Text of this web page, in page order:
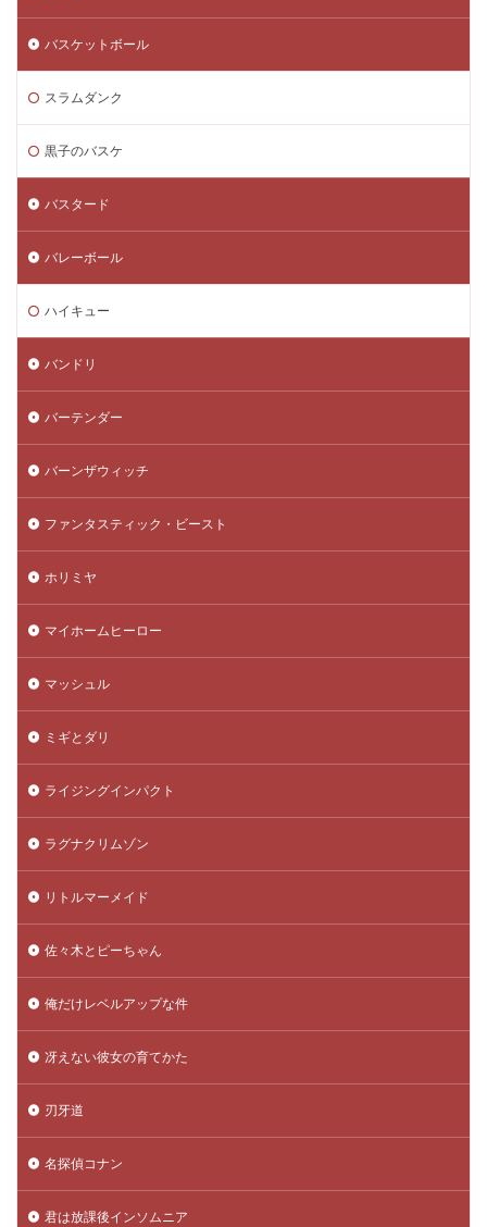
バスケットボール
スラムダンク
黒子のバスケ
バスタード
バレーボール
ハイキュー
バンドリ
バーテンダー
バーンザウィッチ
ファンタスティック・ビースト
ホリミヤ
マイホームヒーロー
マッシュル
ミギとダリ
ライジングインパクト
ラグナクリムゾン
リトルマーメイド
佐々木とピーちゃん
俺だけレベルアップな件
冴えない彼女の育てかた
刃牙道
名探偵コナン
君は放課後インソムニア